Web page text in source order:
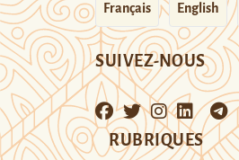
Français English
SUIVEZ-NOUS
RUBRIQUES